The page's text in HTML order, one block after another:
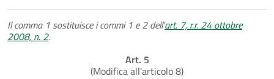
Il comma 1 sostituisce i commi 1 e 2 dell'art. 7, r.r. 24 ottobre
2008, n. 2.
Art. 5
(Modifica all'articolo 8)